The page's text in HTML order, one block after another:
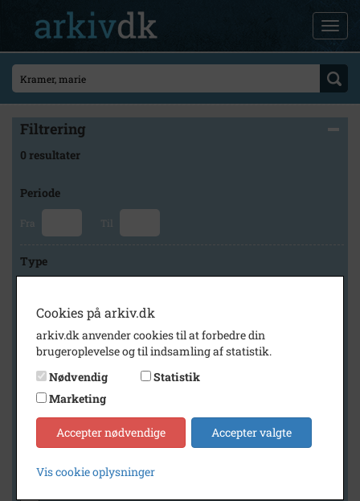
Filtrering
0 resultater
Periode
Fra Til
Type
Arkiv
Faxe Kommunes Arkiver
Generelt
Cookies på arkiv.dk
arkiv.dk anvender cookies til at forbedre din
brugeroplevelse og til indsamling af statistik.
Nødvendig
Statistik
Marketing
Accepter nødvendige Accepter valgte
Vis cookie oplysninger